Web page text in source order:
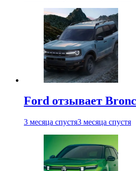
Ford отзывает
3 месяца спустя3 месяца спустя